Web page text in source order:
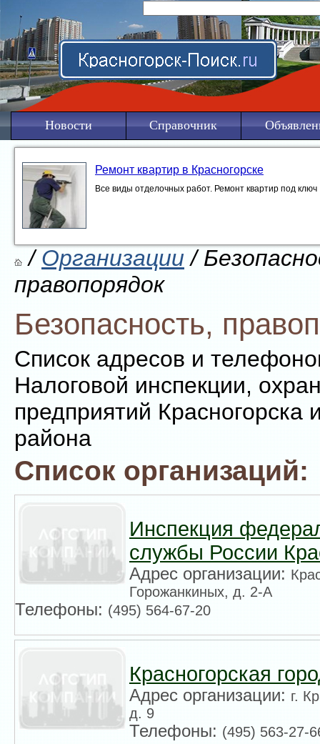
Новости Справочник
Ремонт квартир в Красногорске
Все виды отделочных работ. Ремонт квартир под ключ
/Организации/
правопорядок
Безопасность,
Список адресов и
Налоговой инспекции,
предприятий Красногорска
района
Список организаций:
Инспекция
службы России
Адрес организации:
Горожанкиных, д. 2-А
Телефоны:(495) 564-67-20
Красногорская
Адрес организации:г.
д. 9
Телефоны:(495) 563-27-